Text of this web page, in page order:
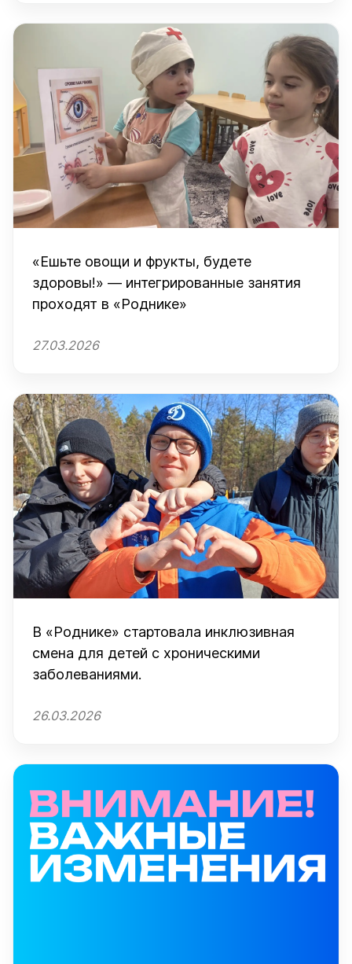
«Ешьте овощи и фрукты, будете
здоровы!» — интегрированные занятия
проходят в «Роднике»
27.03.2026
В «Роднике» стартовала инклюзивная
смена для детей с хроническими
заболеваниями.
26.03.2026